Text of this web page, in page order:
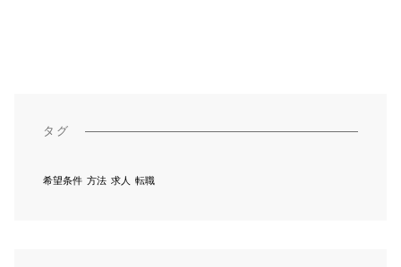
タグ
希望条件 方法 求人 転職